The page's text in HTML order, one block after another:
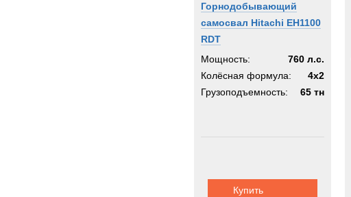
Горнодобывающий
самосвал Hitachi EH1100
RDT
Мощность:
760 л.с.
Колёсная формула:
4х2
Грузоподъемность:
65 тн
Купить